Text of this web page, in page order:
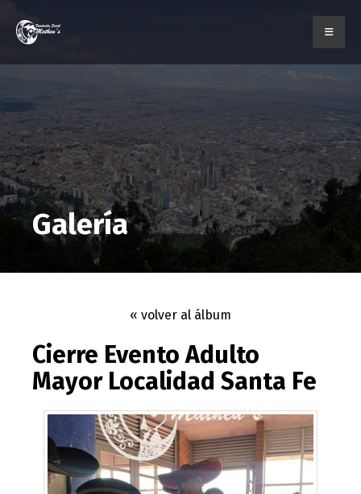
Galería
« volver al álbum
Cierre Evento Adulto
Mayor Localidad Santa Fe